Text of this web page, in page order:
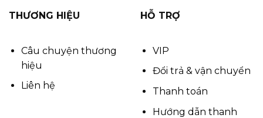
THƯƠNG HIỆU
Câu chuyện thương
hiệu
Liên hệ
HỖ TRỢ
VIP
Đổi trả & vận chuyển
Thanh toán
Hướng dẫn thanh